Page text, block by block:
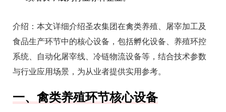
介绍： 本文详细介绍圣农集团在禽类养殖、屠宰加工及
食品生产环节中的核心设备，包括孵化设备、养殖环控
系统、自动化屠宰线、冷链物流设备等，结合技术参数
与行业应用场景，为从业者提供实用参考。
一、禽类养殖环节核心设备